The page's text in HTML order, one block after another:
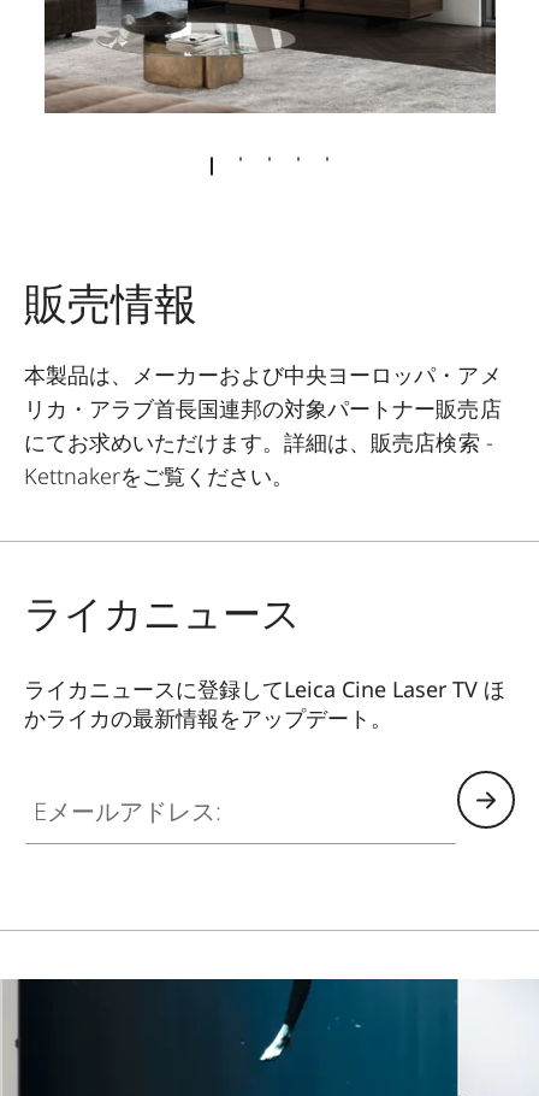
販売情報
本製品は、メーカーおよび中央ヨーロッパ・アメ
リカ・アラブ首長国連邦の対象パートナー販売店
にてお求めいただけます。詳細は、 販売店検索 -
Kettnakerをご覧ください。
ライカニュース
ライカニュースに登録してLeica Cine Laser TV ほ
かライカの最新情報をアップデート。